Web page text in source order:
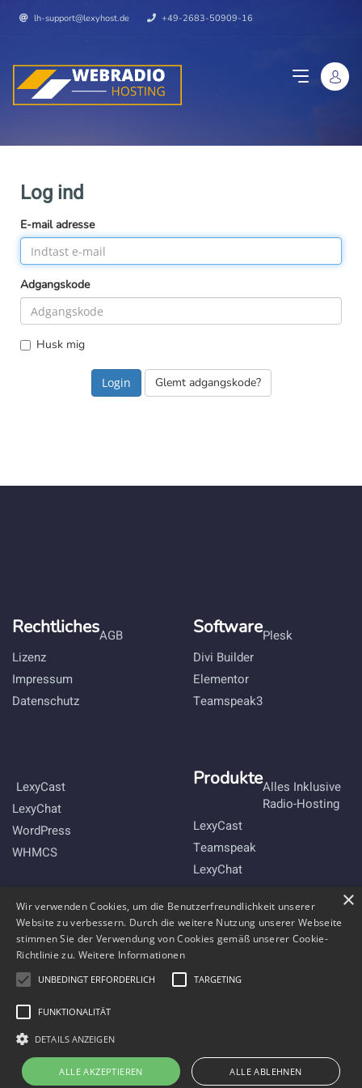
lh-support@lexyhost.de +49-2683-50909-16
Log ind
E-mail adresse
Adgangskode
Husk mig
Glemt adgangskode?
RechtlichesAGB
Lizenz
Impressum
Datenschutz
SoftwarePlesk
Divi Builder
Elementor
Teamspeak3
LexyCast
LexyChat
WordPress
WHMCS
ProdukteAlles Inklusive
Radio-Hosting
LexyCast
Teamspeak
LexyChat
Bleibe mit uns im Kontakt
Copyright © 2011-2026 Webradio-Hosting byComnexmedia
×
Wir verwenden Cookies, um die Benutzerfreundlichkeit unserer
Website zu verbessern. Durch die weitere Nutzung unserer Webseite
stimmen Sie der Verwendung von Cookies gemäß unserer Cookie-
Richtlinie zu. Weitere Informationen
UNBEDINGT ERFORDERLICH TARGETING
FUNKTIONALITÄT
DETAILS ANZEIGEN
ALLE AKZEPTIEREN ALLE ABLEHNEN